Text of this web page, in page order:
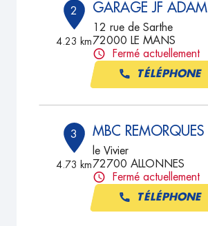
2
4.23 km
GARAGE JF ADAM
12 rue de Sarthe
72000 LE MANS
Fermé actuellement
TÉLÉPHONE
3
4.73 km
MBC REMORQUES
le Vivier
72700 ALLONNES
Fermé actuellement
TÉLÉPHONE